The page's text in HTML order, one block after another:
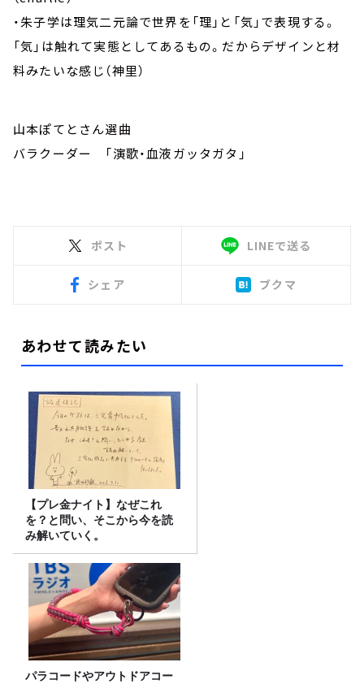
・朱子学は理気二元論で世界を「理」と「気」で表現する。
「気」は触れて実態としてあるもの。だからデザインと材
料みたいな感じ（神里）
山本ぽてとさん選曲
バラクーダー 「演歌・血液ガッタガタ」
ポスト LINEで送る
シェア ブクマ
あわせて読みたい
【プレ金ナイト】なぜこれ
を？と問い、そこから今を読
み解いていく。
パラコードやアウトドアコー